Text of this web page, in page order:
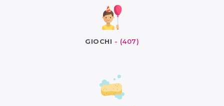
GIOCHI - (407)